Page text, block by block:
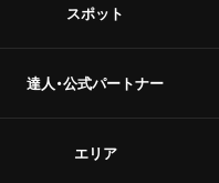
スポット
達人・公式パートナー
エリア